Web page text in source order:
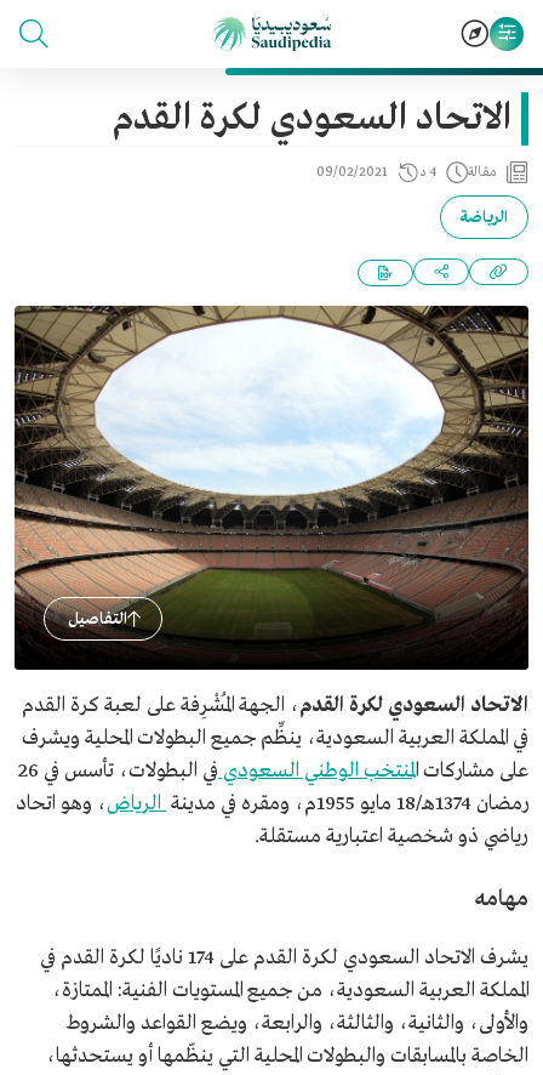
الاتحاد السعودي لكرة القدم
مقالة 4 د 09/02/2021
الرياضة
التفاصيل
الاتحاد السعودي لكرة القدم، الجهة المُشْرِفة على لعبة كرة القدم
في المملكة العربية السعودية، ينظِّم جميع البطولات المحلية ويشرف
على مشاركات المنتخب الوطني السعودي
في البطولات، تأسس في 26
رمضان 1374هـ/18 مايو 1955م، ومقره في مدينة
الرياض، وهو اتحاد
رياضي ذو شخصية اعتبارية مستقلة.
مهامه
يشرف الاتحاد السعودي لكرة القدم على 174 ناديًا لكرة القدم في
المملكة العربية السعودية، من جميع المستويات الفنية: الممتازة،
والأولى، والثانية، والثالثة، والرابعة، ويضع القواعد والشروط
الخاصة بالمسابقات والبطولات المحلية التي ينظّمها أو يستحدثها،